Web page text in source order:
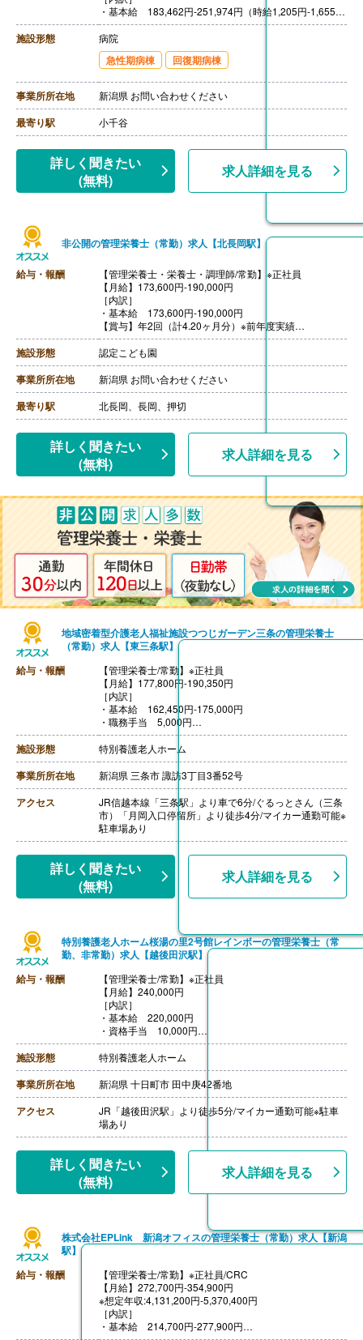
・基本給 183,462円‐251,974円（時給1,205円‐1,655円
×7.5時間×20.3日で算出）
・ベースアップ手当 8,500円
【賞与】なし
【通勤手当】あり（上限50,000円/月）
【退職金】なし
施設形態 病院
急性期病棟 回復期病棟
事業所所在地 新潟県 お問い合わせください
最寄り駅 小千谷
詳しく聞きたい
(無料)
求人詳細を見る
非公開の管理栄養士（常勤）求人【北長岡駅】
給与・報酬
【管理栄養士・栄養士・調理師/常勤】※正社員
【月給】173,600円-190,000円
［内訳］
・基本給 173,600円-190,000円
【賞与】年2回（計4.20ヶ月分）※前年度実績
【通勤手当】あり（上限13,000円/月）
【昇給】あり（1月あたり800円-3,000円）※前年度実績
【退職金】あり※勤続1年以上
施設形態 認定こども園
事業所所在地 新潟県 お問い合わせください
最寄り駅 北長岡、長岡、押切
詳しく聞きたい
(無料)
求人詳細を見る
地域密着型介護老人福祉施設つつじガーデン三条の管理栄養士
（常勤）求人【東三条駅】
給与・報酬
【管理栄養士/常勤】※正社員
【月給】177,800円-190,350円
［内訳］
・基本給 162,450円-175,000円
・職務手当 5,000円
・処遇改善手当 10,350円
［その他手当］
・資格手当 上限5,000円
・職能手当 上限50,000円
【賞与】年2回（計2.50ヶ月分）※前年度実績
【通勤手当】あり（上限31,600円/月）
【昇給】あり（1月あたり0円-10,000円）※前年度実績
【退職金】あり
施設形態 特別養護老人ホーム
事業所所在地 新潟県 三条市 諏訪3丁目3番52号
アクセス
JR信越本線「三条駅」より車で6分/ぐるっとさん（三条
市）「月岡入口停留所」より徒歩4分/マイカー通勤可能※
駐車場あり
詳しく聞きたい
(無料)
求人詳細を見る
特別養護老人ホーム桜湯の里2号館レインボーの管理栄養士（常
勤、非常勤）求人【越後田沢駅】
給与・報酬
【管理栄養士/常勤】※正社員
【月給】240,000円
［内訳］
・基本給 220,000円
・資格手当 10,000円
・処遇改善手当 10,000円
［その他手当］
・扶養手当
【賞与】年2回（計0.80ヶ月分）※前年度実績
【通勤手当】あり（上限22,600円/月）
【昇給】あり（1月あたり1,400円-3,750円）※前年度実
績
【退職金】あり※勤続1年以上
施設形態 特別養護老人ホーム
事業所所在地 新潟県 十日町市 田中庚42番地
アクセス
JR「越後田沢駅」より徒歩5分/マイカー通勤可能※駐車
場あり
詳しく聞きたい
(無料)
求人詳細を見る
株式会社EPLink 新潟オフィスの管理栄養士（常勤）求人【新潟
駅】
給与・報酬
【管理栄養士/常勤】※正社員/CRC
【月給】272,700円-354,900円
※想定年収:4,131,200円-5,370,400円
［内訳］
・基本給 214,700円-277,900円